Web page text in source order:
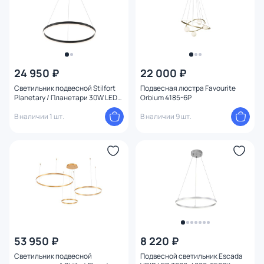
24 950 ₽
Светильник подвесной Stilfort
Planetary / Планетари 30W LED
В наличии 1 шт.
22 000 ₽
Подвесная люстра Favourite
Orbium 4185-6P
В наличии 9 шт.
53 950 ₽
Светильник подвесной
8 220 ₽
Подвесной светильник Escada